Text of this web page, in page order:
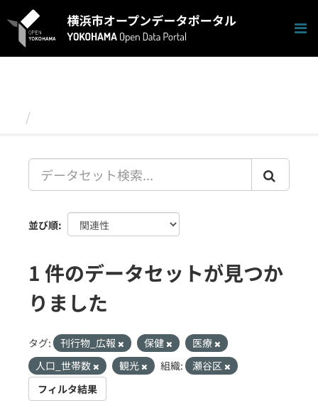
キ
並び順
1 件のデータセットが見つか
りました
タグ: 刊行物_広報 保健
医療
人口_世帯数
観光 組織:
瀬谷区
フィルタ結果